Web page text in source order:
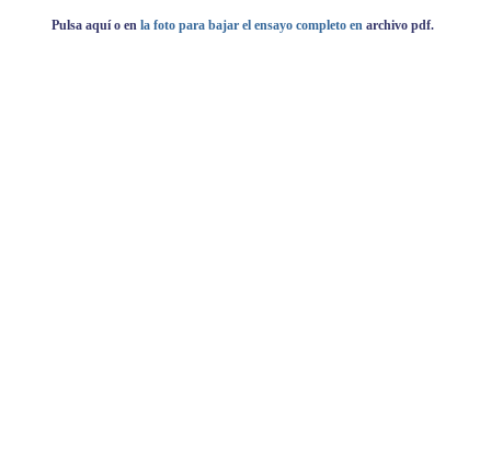
Pulsa aquí o en la foto para bajar el ensayo completo en archivo pdf.